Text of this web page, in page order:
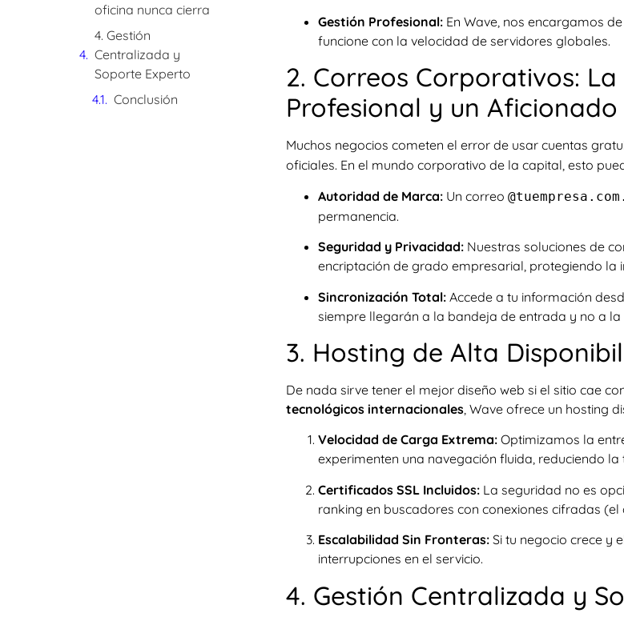
oficina nunca cierra
4. Gestión
Centralizada y
Soporte Experto
Conclusión
Gestión Profesional: En Wave, nos encargamos
funcione con la velocidad de servidores globales.
2. Correos Corporativos:
Profesional y un Aficionado
Muchos negocios cometen el error de usar cuentas
oficiales. En el mundo corporativo de la capital, esto
Autoridad de Marca: Un correo
permanencia.
Seguridad y Privacidad: Nuestras soluciones de
encriptación de grado empresarial, protegiendo la
Sincronización Total: Accede a tu información
siempre llegarán a la bandeja de entrada y no a
3. Hosting de Alta
De nada sirve tener el mejor diseño web si el sitio cae
tecnológicos internacionales , Wave ofrece un hosting
Velocidad de Carga Extrema: Optimizamos la
experimenten una navegación fluida, reduciendo la
Certificados SSL Incluidos: La seguridad no es
ranking en buscadores con conexiones cifradas
Escalabilidad Sin Fronteras: Si tu negocio crece y
interrupciones en el servicio.
4. Gestión Centralizada y